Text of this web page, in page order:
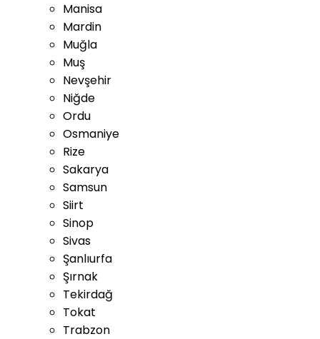
Manisa
Mardin
Muğla
Muş
Nevşehir
Niğde
Ordu
Osmaniye
Rize
Sakarya
Samsun
Siirt
Sinop
Sivas
Şanlıurfa
Şırnak
Tekirdağ
Tokat
Trabzon